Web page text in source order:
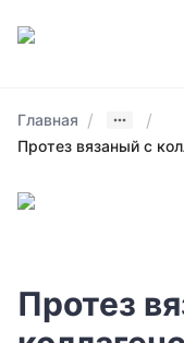
Главная / /
Протез вязаный с
Протез